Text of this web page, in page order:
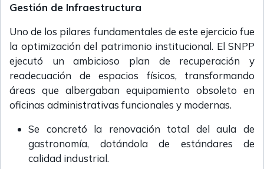
Gestión de Infraestructura
Uno de los pilares fundamentales de este ejercicio fue
la optimización del patrimonio institucional. El SNPP
ejecutó un ambicioso plan de recuperación y
readecuación de espacios físicos, transformando
áreas que albergaban equipamiento obsoleto en
oficinas administrativas funcionales y modernas.
Se concretó la renovación total del aula de
gastronomía, dotándola de estándares de
calidad industrial.